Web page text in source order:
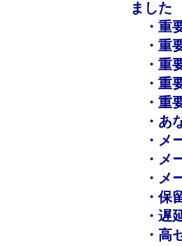
ました
・重
・重
・重
・重
・重
・あ
・メ
・メ
・メ
・保
・遅
・高